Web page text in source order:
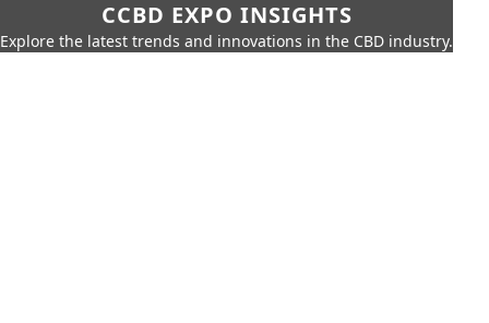
CCBD EXPO INSIGHTS
Explore the latest trends and innovations in the CBD industry.